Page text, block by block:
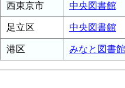
西東京市 中央図書館
足立区 中央図書館
港区 みなと図書館